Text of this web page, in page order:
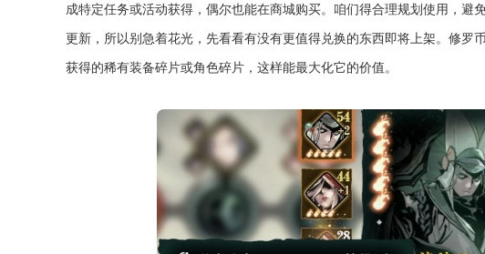
成特定任务或活动获得，偶尔也能在商城购买。咱们得合理规划使用，避
更新，所以别急着花光，先看看有没有更值得兑换的东西即将上架。修罗
获得的稀有装备碎片或角色碎片，这样能最大化它的价值。